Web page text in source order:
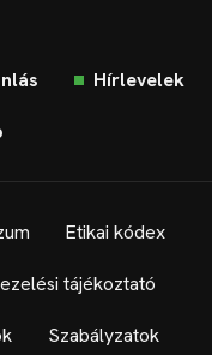
Hírlevelek
Etikai kódex
tájékoztató
Szabályzatok